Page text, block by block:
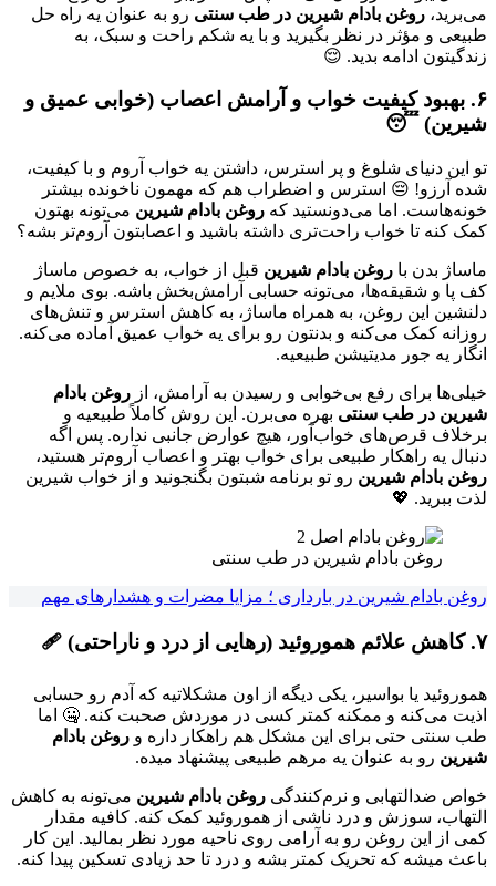
می‌برید، روغن بادام شیرین در طب سنتی رو به عنوان یه راه حل
طبیعی و مؤثر در نظر بگیرید و با یه شکم راحت و سبک، به
زندگیتون ادامه بدید. 😌
۶. بهبود کیفیت خواب و آرامش اعصاب (خوابی عمیق و
شیرین) 😴
تو این دنیای شلوغ و پر استرس، داشتن یه خواب آروم و با کیفیت،
شده آرزو! 😔 استرس و اضطراب هم که مهمون ناخونده بیشتر
خونه‌هاست. اما می‌دونستید که روغن بادام شیرین می‌تونه بهتون
کمک کنه تا خواب راحت‌تری داشته باشید و اعصابتون آروم‌تر بشه؟
ماساژ بدن با روغن بادام شیرین قبل از خواب، به خصوص ماساژ
کف پا و شقیقه‌ها، می‌تونه حسابی آرامش‌بخش باشه. بوی ملایم و
دلنشین این روغن، به همراه ماساژ، به کاهش استرس و تنش‌های
روزانه کمک می‌کنه و بدنتون رو برای یه خواب عمیق آماده می‌کنه.
انگار یه جور مدیتیشن طبیعیه.
خیلی‌ها برای رفع بی‌خوابی و رسیدن به آرامش، از روغن بادام
شیرین در طب سنتی بهره می‌برن. این روش کاملاً طبیعیه و
برخلاف قرص‌های خواب‌آور، هیچ عوارض جانبی نداره. پس اگه
دنبال یه راهکار طبیعی برای خواب بهتر و اعصاب آروم‌تر هستید،
روغن بادام شیرین رو تو برنامه شبتون بگنجونید و از خواب شیرین
لذت ببرید. 💖
روغن بادام شیرین در طب سنتی
روغن بادام شیرین در بارداری ؛ مزایا مضرات و هشدارهای مهم
۷. کاهش علائم هموروئید (رهایی از درد و ناراحتی) 🩹
هموروئید یا بواسیر، یکی دیگه از اون مشکلاتیه که آدم رو حسابی
اذیت می‌کنه و ممکنه کمتر کسی در موردش صحبت کنه. 🤐 اما
طب سنتی حتی برای این مشکل هم راهکار داره و روغن بادام
شیرین رو به عنوان یه مرهم طبیعی پیشنهاد میده.
خواص ضدالتهابی و نرم‌کنندگی روغن بادام شیرین می‌تونه به کاهش
التهاب، سوزش و درد ناشی از هموروئید کمک کنه. کافیه مقدار
کمی از این روغن رو به آرامی روی ناحیه مورد نظر بمالید. این کار
باعث میشه که تحریک کمتر بشه و درد تا حد زیادی تسکین پیدا کنه.